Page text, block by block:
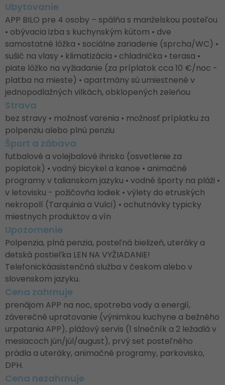
Ubytovanie
APP BILO pre 4 osoby – spálňa s manželskou posteľou
• obývacia izba s kuchynským kútom • dve
samostatné lôžka • sociálne zariadenie (sprcha/WC) •
sušič na vlasy • klimatizácia • chladnička • terasa •
piate lôžko na vyžiadanie (za príplatok cca 10 €/noc -
platba na mieste) • apartmány sú umiestnené v
jednopodlažných vilkách, obklopených zeleňou
Strava
bez stravy • možnosť varenia • možnosť príplatku za
polpenziu alebo plnú penziu
Šport a zábava
futbalové a volejbalové ihrisko (osvetlenie za
poplatok) • vodný bicykel a kanoe • animačné
programy v talianskom jazyku • vodné športy na pláži •
v letovisku - požičovňa lodiek • výlety do etruských
nekropolí (Tarquinia a Vulci) • ochutnávky typicky
miestnych produktov a vín
Upozornenie
Polpenzia, plná penzia, posteľná bielizeň, uteráky a
detská postieľka LEN NA VYŽIADANIE!
Telefonickáasistenčná služba v českom alebo v
slovenskom jazyku.
Cena zahrnuje
prenájom APP na noc, spotreba vody a energií,
záverečné upratovanie (výnimkou kuchyne a bežného
urpatania APP), plážový servis (1 slnečník a 2 ležadlá v
mesiacoch jún/júl/august), prvý set posteľného
prádla a uteráky, animačné programy, parkovisko,
DPH.
Cena nezahrnuje